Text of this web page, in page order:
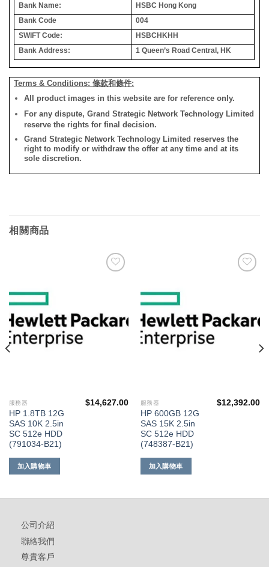
Bank Name:
HSBC Hong Kong
Bank Code
004
SWIFT Code:
HSBCHKHH
Bank Address:
1 Queen’s Road Central, HK
Terms & Conditions: 條款和條件:
All product images in this website are for reference only.
For any dispute, Grand Strategic Network Technology Limited
reserve the rights for final decision.
Grand Strategic Network Technology Limited reserves the
right to modify or withdraw the offer at any time and at its
sole discretion.
相關商品
服務器
HP 1.8TB 12G
SAS 10K 2.5in
SC 512e HDD
(791034-B21)
$14,627.00
加入購物車
服務器
HP 600GB 12G
SAS 15K 2.5in
SC 512e HDD
(748387-B21)
$12,392.00
加入購物車
公司介紹
聯絡我們
尊貴客戶